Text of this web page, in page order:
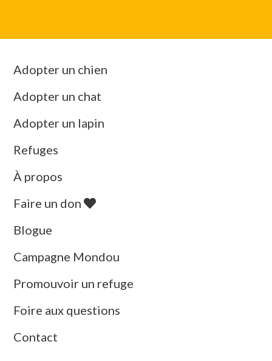
Adopter un chien
Adopter un chat
Adopter un lapin
Refuges
À propos
Faire un don
Blogue
Campagne Mondou
Promouvoir un refuge
Foire aux questions
Contact